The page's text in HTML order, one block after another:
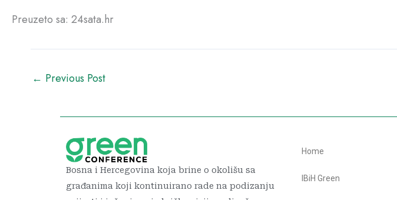
Preuzeto sa: 24sata.hr
← Previous Post
Bosna i Hercegovina koja brine o okolišu sa
građanima koji kontinuirano rade na podizanju
Home
IBiH Green